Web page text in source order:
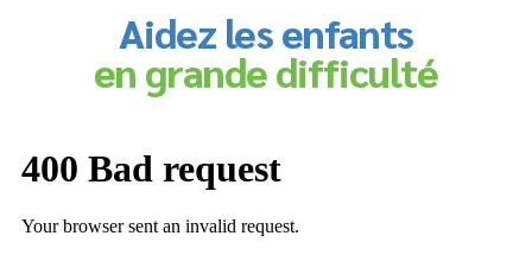
Aidez les enfants
en grande difficulté